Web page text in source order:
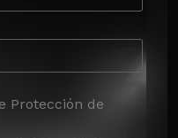
Protección de